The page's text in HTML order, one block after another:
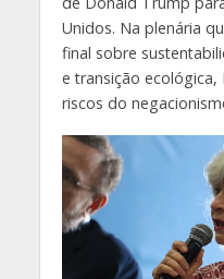
Unidos. Na plenária
final sobre
e transição ecológica,
riscos do